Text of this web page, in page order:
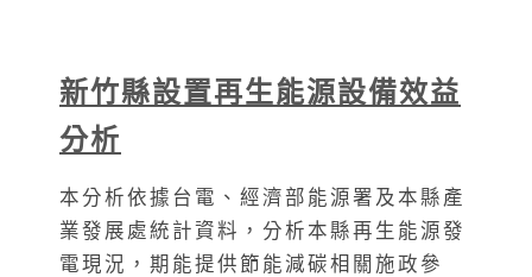
新竹縣設置再生能源設備效益
分析
本分析依據台電、經濟部能源署及本縣產
業發展處統計資料，分析本縣再生能源發
電現況，期能提供節能減碳相關施政參